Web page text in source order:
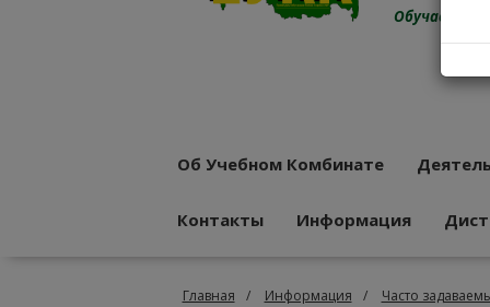
Обучаем с
Об Учебном Комбинате
Контакты Информация
Главная Информация
Часто